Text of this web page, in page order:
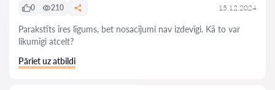
0
210 15.12.2024
Parakstīts īres līgums, bet nosacījumi nav izdevīgi. Kā to var
likumīgi atcelt?
Pāriet uz atbildi